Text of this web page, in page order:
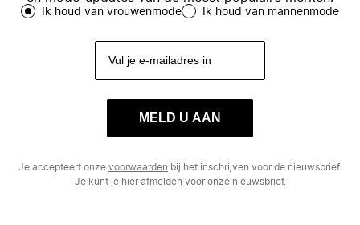
Ik houd van vrouwenmode Ik houd van mannenmode
MELD U AAN
Je accepteert onze voorwaarden bij het inschrijven voor de nieuwsbrief.
Je kunt je hierafmelden voor onze nieuwsbrief.